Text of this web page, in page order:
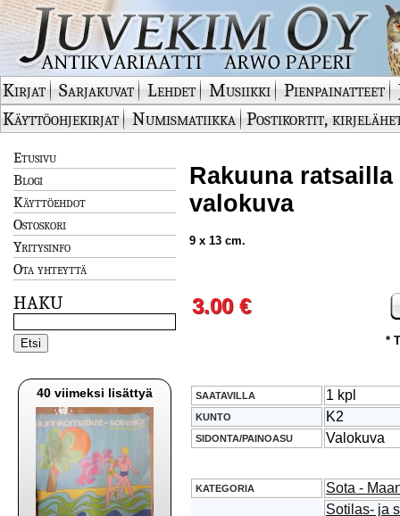
Kirjat Sarjakuvat Lehdet Musiikki Pienpainatteet
Käyttöohjekirjat
Numismatiikka Postikortit,
Etusivu
Blogi
Käyttöehdot
Ostoskori
Yritysinfo
Ota yhteyttä
HAKU
40 viimeksi lisättyä
Rakuuna
valokuva
9 x 13 cm.
3.00 €
*
SAATAVILLA 1 kpl
KUNTO K2
SIDONTA/PAINOASU Valokuva
KATEGORIA
Sota -
Sotilas- ja